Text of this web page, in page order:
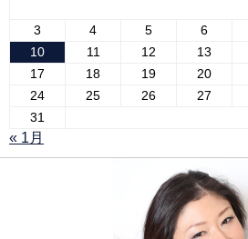
3
4 5 6
10
11 12 13
17
18 19 20
24
25 26 27
31
« 1月